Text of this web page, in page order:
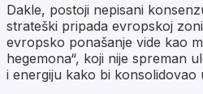
Dakle, postoji nepisani
strateški pripada evropskoj
evropsko ponašanje vide kao
hegemona“, koji nije spreman
i energiju kako bi konsolidovao